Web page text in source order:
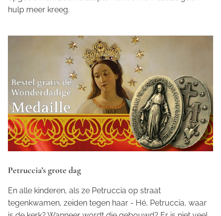
hulp meer kreeg.
Petruccia’s grote dag
En alle kinderen, als ze Petruccia op straat
tegenkwamen, zeiden tegen haar - Hé, Petruccia, waar